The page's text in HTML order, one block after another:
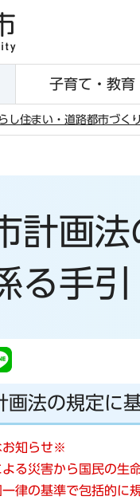
子育て・教育
し住まい・道路都市づくり
計画
る手引
画法の規定に
知らせ※
る災害から国民の生
律の基準で包括的に